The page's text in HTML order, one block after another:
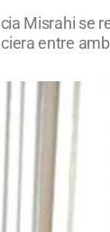
Misrahi se
entre